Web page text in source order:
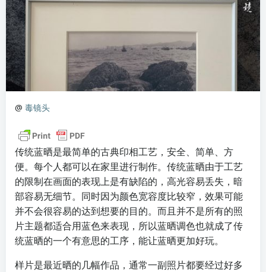
@ 毒镜头
传统蓝晒是最简单的古典印相工艺，安全、简单、方
便。每个人都可以在家里进行制作。传统蓝晒由于工艺
的限制在画面的表现上是有缺陷的，高光容易丢失，暗
部容易无细节。同时因为颜色宽容度比较窄，效果可能
并不会很容易的达到想要的目的。而且并不是所有的照
片主题都适合用蓝色来表现，所以蓝晒调色也就成了传
统蓝晒的一个有意思的工序，能让蓝晒更加好玩。
样片是最近晒的几幅作品，通常一副照片都要经过好多